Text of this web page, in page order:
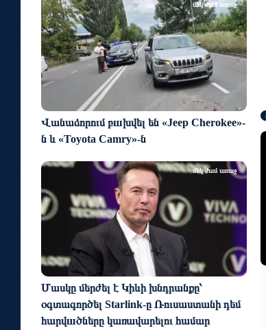
Վանաձորում բшխվել են «Jeep Cherokee»-
ն և «Toyota Camry»-ն
մեկ ժամ առաջ
Մասկը մերժել է Կիևի խնդրանքը՝
օգտագործել Starlink-ը Ռուսաստանի դեմ
հարվшծները կառավարելու համար
մեկ ժամ առաջ
6 օր առաջ
Չալաբյանը լքել է
ընկերությունն ու
հաջող